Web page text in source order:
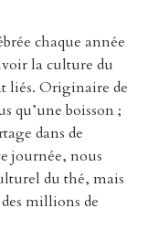
chaque année
la culture du
liés. Originaire de
qu’une boisson ;
dans de
journée, nous
du thé, mais
millions de